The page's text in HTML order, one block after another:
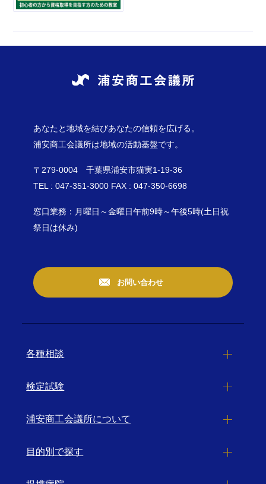
あなたと地域を結びあなたの信頼を広げる。
浦安商工会議所は地域の活動基盤です。
〒279-0004 千葉県浦安市猫実1-19-36
TEL : 047-351-3000 FAX : 047-350-6698
窓口業務：月曜日～金曜日午前9時～午後5時(土日祝
祭日は休み)
お問い合わせ
各種相談
検定試験
浦安商工会議所について
目的別で探す